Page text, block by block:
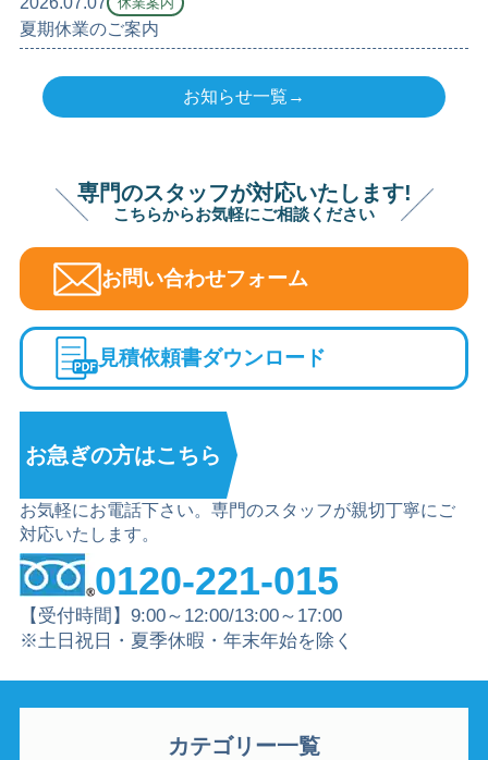
夏期休業のご案内
お知らせ一覧→
専門のスタッフが対応いたします!
こちらからお気軽にご相談ください
お問い合わせフォーム
見積依頼書ダウンロード
お急ぎの方はこちら
お気軽にお電話下さい。専門のスタッフが親切丁寧にご
対応いたします。
0120-221-015
【受付時間】9:00～12:00/13:00～17:00
※土日祝日・夏季休暇・年末年始を除く
カテゴリー一覧